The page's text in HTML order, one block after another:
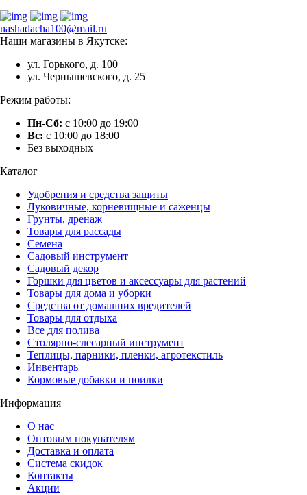
nashadacha100@mail.ru
Наши магазины в Якутске:
ул. Горького, д. 100
ул. Чернышевского, д. 25
Режим работы:
Пн-Сб: с 10:00 до 19:00
Вс: с 10:00 до 18:00
Без выходных
Каталог
Удобрения и средства защиты
Луковичные, корневищные и саженцы
Грунты, дренаж
Товары для рассады
Семена
Садовый инструмент
Садовый декор
Горшки для цветов и аксессуары для растений
Товары для дома и уборки
Средства от домашних вредителей
Товары для отдыха
Все для полива
Столярно-слесарный инструмент
Теплицы, парники, пленки, агротекстиль
Инвентарь
Кормовые добавки и поилки
Информация
О нас
Оптовым покупателям
Доставка и оплата
Система скидок
Контакты
Акции